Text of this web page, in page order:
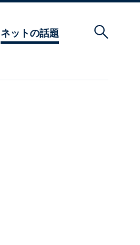
ネットの話題